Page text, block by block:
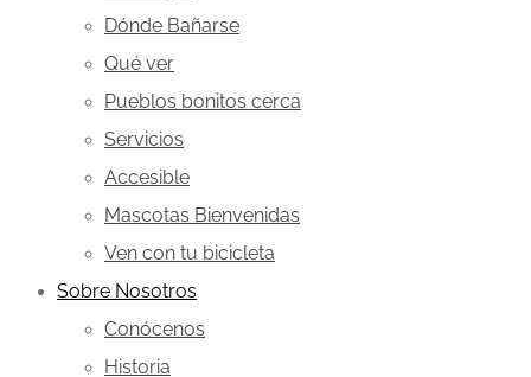
Dónde Bañarse
Qué ver
Pueblos bonitos cerca
Servicios
Accesible
Mascotas Bienvenidas
Ven con tu bicicleta
Sobre Nosotros
Conócenos
Historia